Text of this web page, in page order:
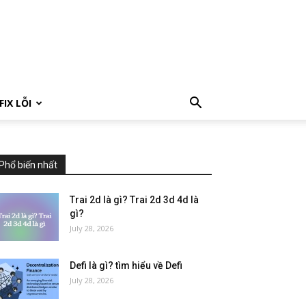
LỖI
Phổ biến nhất
Trai 2d là gì? Trai 2d 3d 4d là
gì?
July 28, 2026
Defi là gì? tìm hiểu về Defi
July 28, 2026